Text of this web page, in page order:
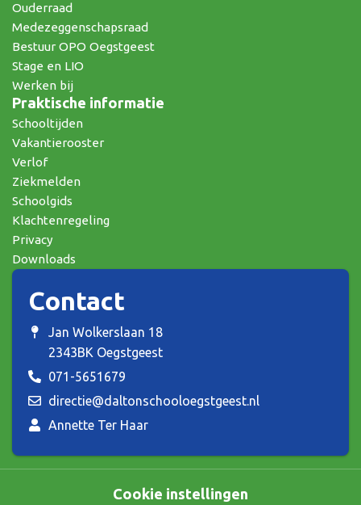
Ouderraad
Medezeggenschapsraad
Bestuur OPO Oegstgeest
Stage en LIO
Werken bij
Praktische informatie
Schooltijden
Vakantierooster
Verlof
Ziekmelden
Schoolgids
Klachtenregeling
Privacy
Downloads
Contact
Jan Wolkerslaan 18
2343BK Oegstgeest
071-5651679
directie@daltonschooloegstgeest.nl
Annette Ter Haar
Cookie instellingen